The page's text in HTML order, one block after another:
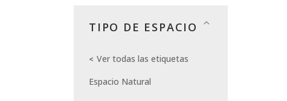
TIPO DE ESPACIO
Ver todas las etiquetas
Espacio Natural